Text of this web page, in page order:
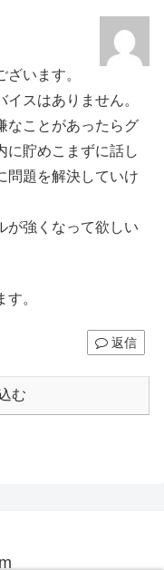
います。
スはありません。
なことがあったらグ
に貯めこまずに話し
問題を解決していけ
が強くなって欲しい
。
返信
む